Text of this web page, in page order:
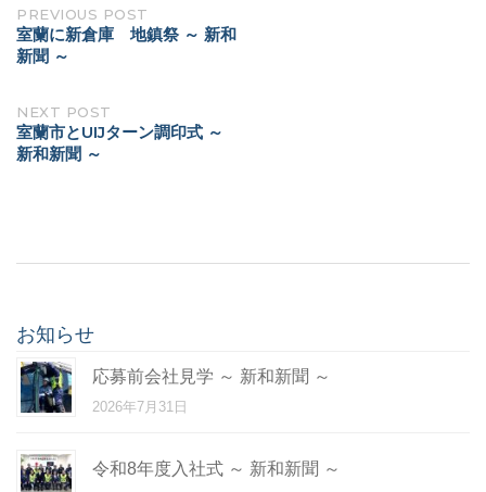
Post
navigation
PREVIOUS POST
室蘭に新倉庫 地鎮祭 ～ 新和
新聞 ～
NEXT POST
室蘭市とUIJターン調印式 ～
新和新聞 ～
お知らせ
応募前会社見学 ～ 新和新聞 ～
2026年7月31日
令和8年度入社式 ～ 新和新聞 ～